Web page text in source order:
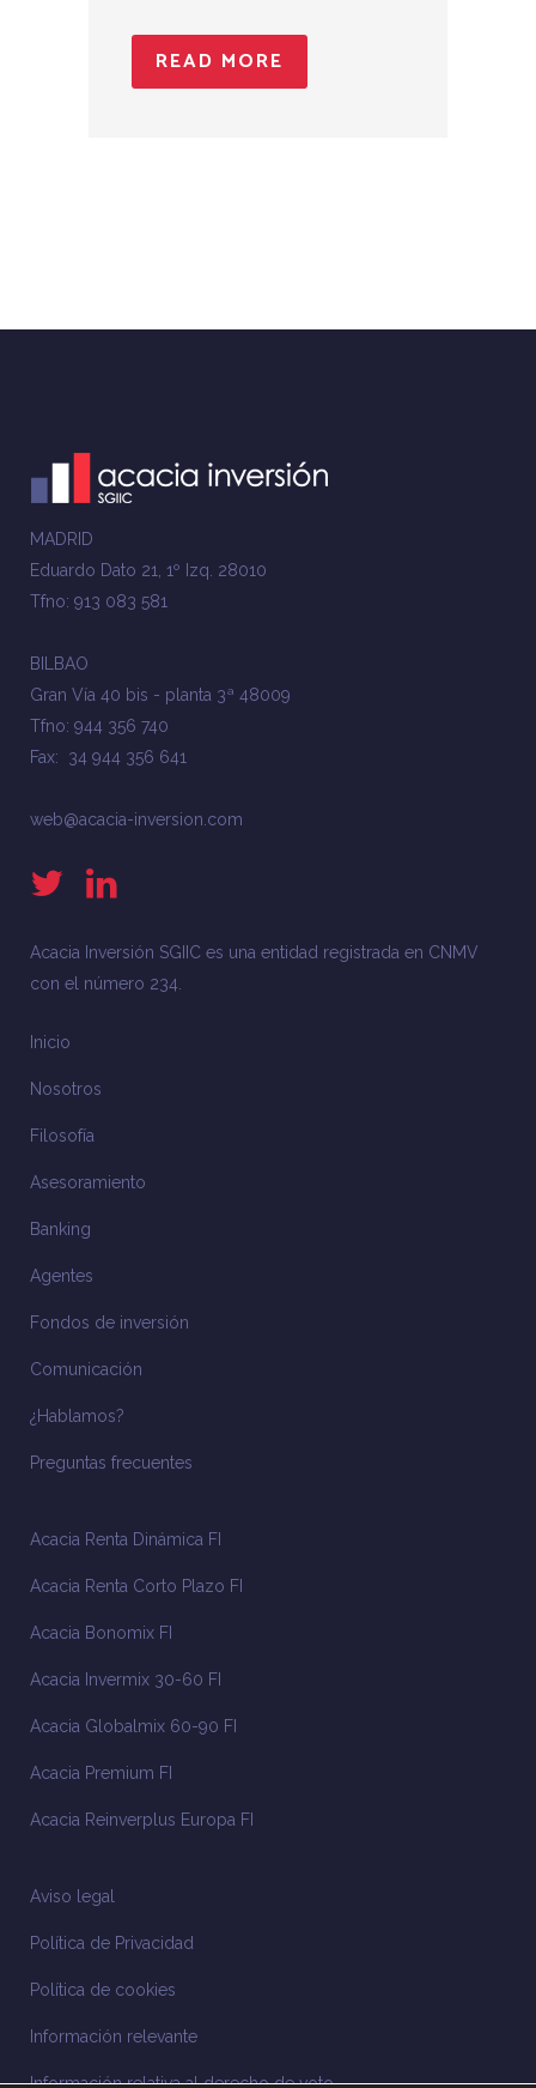
READ MORE
MADRID
Eduardo Dato 21, 1º Izq. 28010
Tfno: 913 083 581
BILBAO
Gran Vía 40 bis - planta 3ª 48009
Tfno: 944 356 740
Fax: 34 944 356 641
web@acacia-inversion.com
Acacia Inversión SGIIC es una entidad registrada en CNMV
con el número 234.
Inicio
Nosotros
Filosofía
Asesoramiento
Banking
Agentes
Fondos de inversión
Comunicación
¿Hablamos?
Preguntas frecuentes
Acacia Renta Dinámica FI
Acacia Renta Corto Plazo FI
Acacia Bonomix FI
Acacia Invermix 30-60 FI
Acacia Globalmix 60-90 FI
Acacia Premium FI
Acacia Reinverplus Europa FI
Aviso legal
Política de Privacidad
Política de cookies
Información relevante
Información relativa al derecho de voto